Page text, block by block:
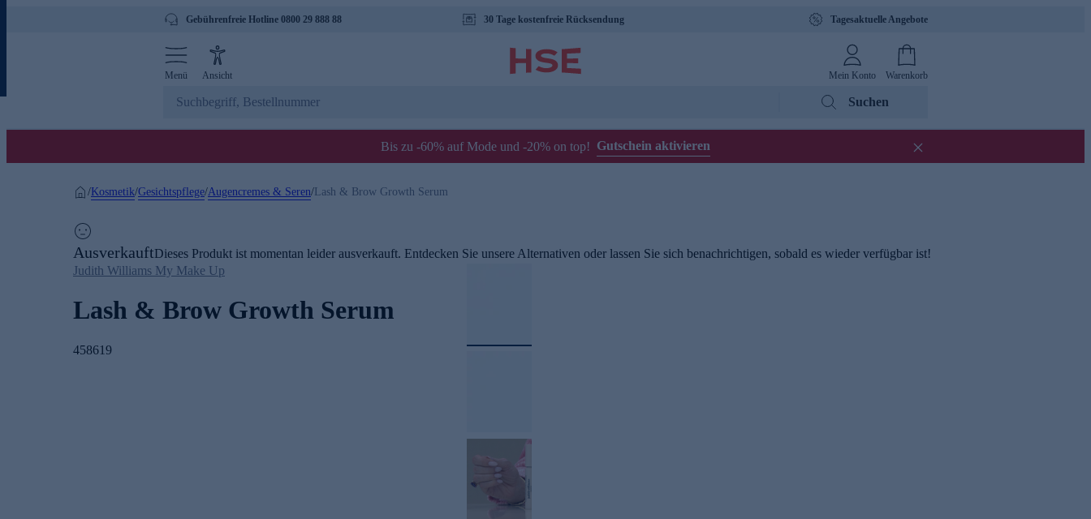
Gebührenfreie Hotline 0800 29 888 88 30 Tage kostenfreie Rücksendung Tagesaktuelle Angebote
Menü Ansicht Mein Konto Warenkorb
Suchen
Bis zu -60% auf Mode und -20% on top! Gutschein aktivieren
/Kosmetik/Gesichtspflege/Augencremes & Seren/ Lash & Brow Growth Serum
AusverkauftDieses Produkt ist momentan leider ausverkauft. Entdecken Sie unsere Alternativen oder lassen Sie sich benachrichtigen, sobald es wieder verfügbar ist!
Judith Williams My Make Up
Lash & Brow Growth Serum
458619